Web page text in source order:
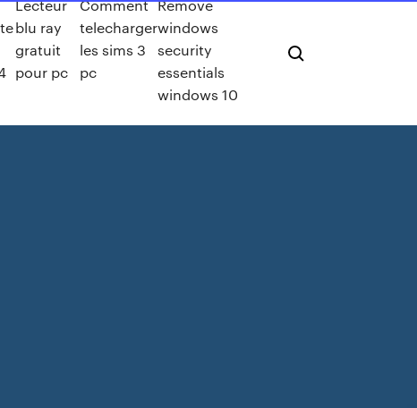
Lecteur
blu ray
gratuit
pour pc
Comment
telecharger
les sims 3
pc
Remove
windows
security
essentials
windows 10